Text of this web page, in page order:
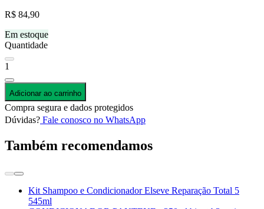
R$ 84,90
Em estoque
Quantidade
1
Adicionar ao carrinho
Compra segura e dados protegidos
Dúvidas? Fale conosco no WhatsApp
Também recomendamos
Kit Shampoo e Condicionador Elseve Reparação Total 5
545ml